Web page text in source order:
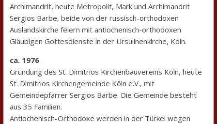
Archimandrit, heute Metropolit, Mark und Archimandrit
Sergios Barbe, beide von der russisch-orthodoxen
Auslandskirche feiern mit antiochenisch-orthodoxen
Gläubigen Gottesdienste in der Ursulinenkirche, Köln.
ca. 1976
Gründung des St. Dimitrios Kirchenbauvereins Köln, heute
St. Dimitrios Kirchengemeinde Köln e.V., mit
Gemeindepfarrer Sergios Barbe. Die Gemeinde besteht
aus 35 Familien.
Antiochenisch-Orthodoxe werden in der Türkei wegen